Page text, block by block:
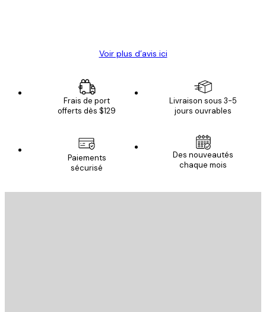
Voir plus d’avis ici
Frais de port
offerts dès $129
Livraison sous 3-5
jours ouvrables
Paiements
sécurisé
Des nouveautés
chaque mois